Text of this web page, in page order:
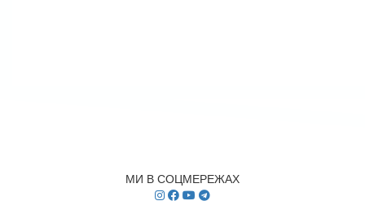
МИ В СОЦМЕРЕЖАХ